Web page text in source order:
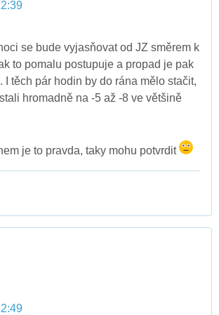
se bude vyjasňovat od JZ směrem k
to pomalu postupuje a propad je pak
I těch pár hodin by do rána mělo stačit,
hromadně na -5 až -8 ve většině
je to pravda, taky mohu potvrdit